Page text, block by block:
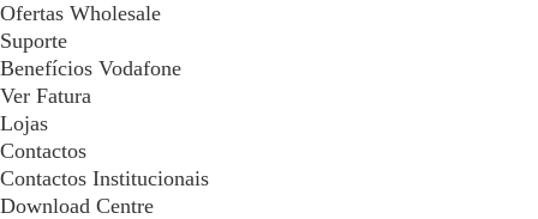
Ofertas Wholesale
Suporte
Benefícios Vodafone
Ver Fatura
Lojas
Contactos
Contactos Institucionais
Download Centre